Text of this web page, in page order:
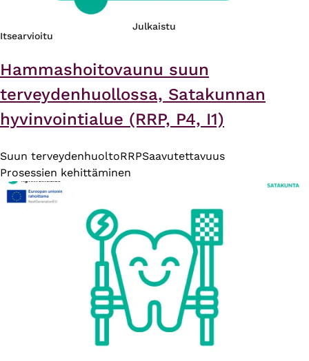
Julkaistu
Itsearvioitu
Hammashoitovaunu suun
terveydenhuollossa, Satakunnan
hyvinvointialue (RRP, P4, I1)
Suun terveydenhuoltoRRPSaavutettavuus
Prosessien kehittäminen